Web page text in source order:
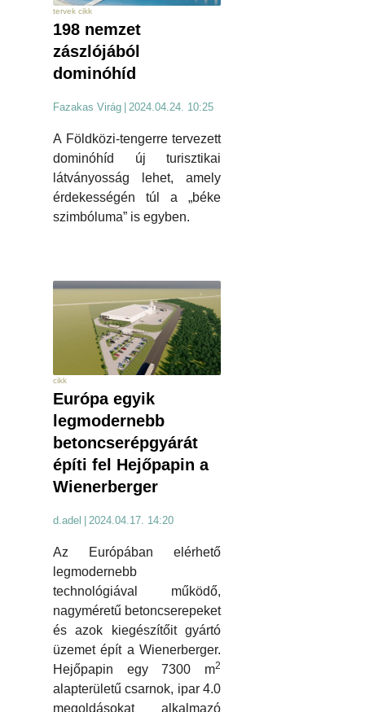
tervek cikk
198 nemzet
zászlójából
dominóhíd
Fazakas Virág 2024.04.24. 10:25
A Földközi-tengerre tervezett
dominóhíd új turisztikai
látványosság lehet, amely
érdekességén túl a „béke
szimbóluma” is egyben.
cikk
Európa egyik
legmodernebb
betoncserépgyárát
építi fel Hejőpapin a
Wienerberger
d.adel 2024.04.17. 14:20
Az Európában elérhető
legmodernebb
technológiával működő,
nagyméretű betoncserepeket
és azok kiegészítőit gyártó
üzemet épít a Wienerberger.
Hejőpapin egy 7300 m2
alapterületű csarnok, ipar 4.0
megoldásokat alkalmazó